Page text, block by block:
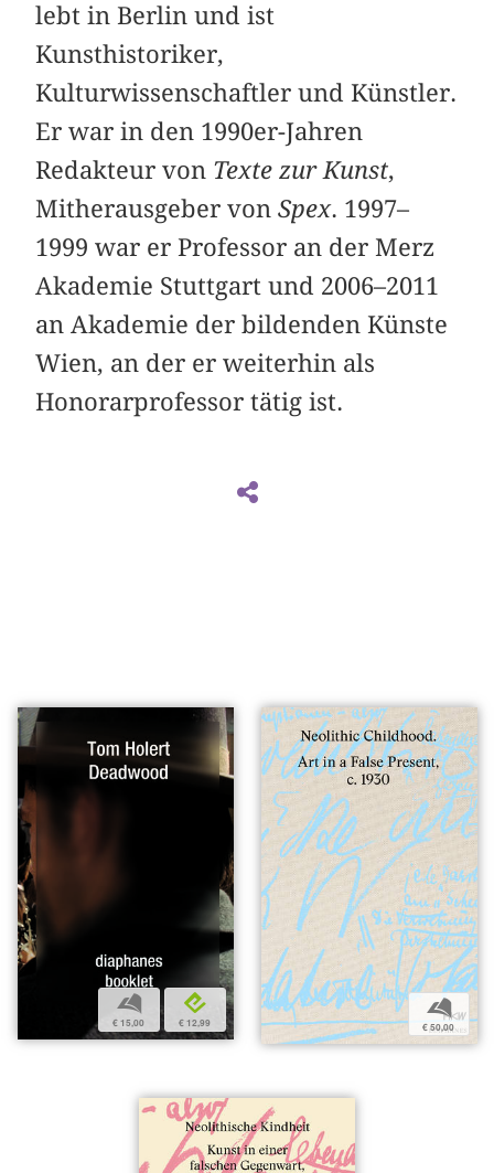
lebt in Berlin und ist
Kunsthistoriker,
Kulturwissenschaftler und Künstler.
Er war in den 1990er-Jahren
Redakteur von Texte zur Kunst,
Mitherausgeber vonSpex. 1997–
1999 war er Professor an der Merz
Akademie Stuttgart und 2006–2011
an Akademie der bildenden Künste
Wien, an der er weiterhin als
Honorarprofessor tätig ist.
b
€ 15,00
e
€ 12,99
b
€ 50,00